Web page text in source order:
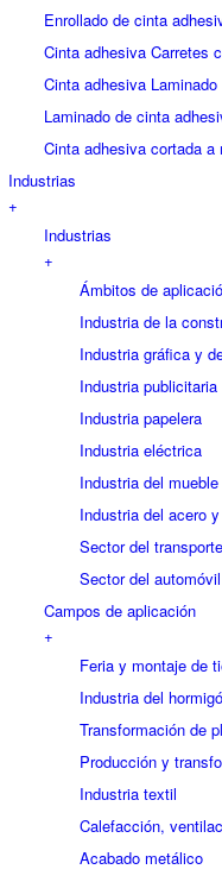
Enrollado de cinta
Cinta adhesiva Carretes
Cinta adhesiva Laminado
Laminado de cinta
Cinta adhesiva cortada a
Industrias
+
Industrias
+
Ámbitos de
Industria de la
Industria gráfica y
Industria publicitaria
Industria papelera
Industria eléctrica
Industria del mueble
Industria del acero
Sector del transporte
Sector del automóvil
Campos de aplicación
+
Feria y montaje de
Industria del
Transformación de
Producción y
Industria textil
Calefacción,
Acabado metálico